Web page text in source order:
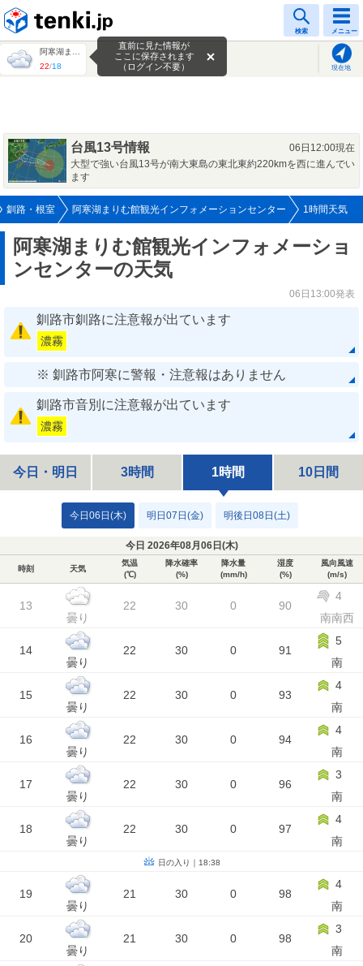
検索 メニュー
22/18 現在地
直前に見た情報が
ここに保存されます
（ログイン不要）
台風13号情報
06日12:00現在
大型で強い台風13号が南大東島の東北東約220kmを西に進んでい
ます
釧路・根室 阿寒湖まりむ館観光インフォメーションセンター 1時間天気
阿寒湖まりむ館観光インフォメーショ
ンセンターの天気
06日13:00発表
釧路市釧路に注意報が出ています
濃霧
※ 釧路市阿寒に警報・注意報はありません
釧路市音別に注意報が出ています
濃霧
今日・明日 3時間 1時間 10日間
今日06日(木) 明日07日(金) 明後日08日(土)
今日 2026年08月06日(木)
時刻 天気
気温
(℃)
降水確率
(%)
降水量
(mm/h)
湿度
(%)
風向風速
(m/s)
13
曇り
22 30 0 90
4
南南西
14
曇り
22 30 0 91
5
南
15
曇り
22 30 0 93
4
南
16
曇り
22 30 0 94
4
南
17
曇り
22 30 0 96
3
南
18
曇り
22 30 0 97
4
南
日の入り｜18:38
19
曇り
21 30 0 98
4
南
20
曇り
21 30 0 98
3
南